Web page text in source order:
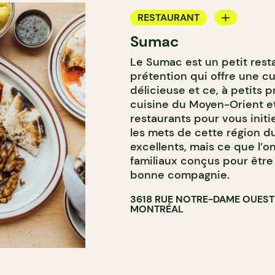
RESTAURANT
COMPTOIR
Sumac
Le Sumac est un petit
prétention qui offre une
délicieuse et ce, à petits
cuisine du Moyen-Orient
restaurants pour vous
les mets de cette région
excellents, mais ce que
familiaux conçus pour
bonne compagnie.
3618 RUE NOTRE-DAME OUEST
MONTRÉAL